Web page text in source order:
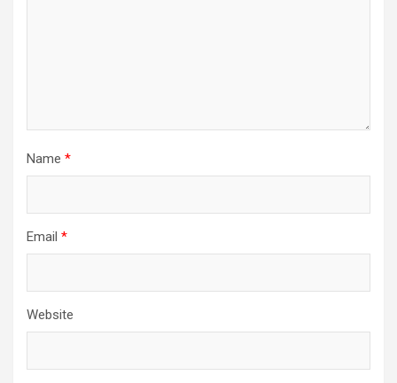
Name *
Email *
Website